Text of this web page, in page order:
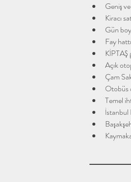
Geniş
Kiracı
Gün
Fay
KİPTAŞ
Açık
Çam
Otobüs
Temel
İstanbul